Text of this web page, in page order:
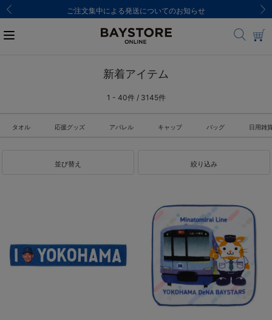
ご注文集中による発送についてのお知らせ
新着アイテム
1 - 40件 / 3145件
タオル 応援グッズ アパレル キャップ バッグ 日用雑
並び替え 絞り込み